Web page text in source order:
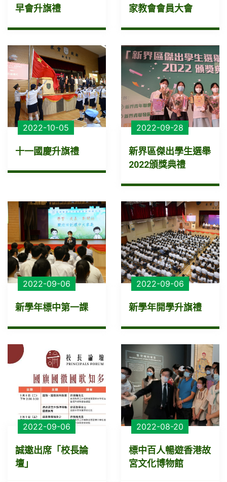
早會升旗禮 家教會會員大會
2022-10-05
十一國慶升旗禮
2022-09-28
新界區傑出學生選舉
2022頒獎典禮
2022-09-06
新學年標中第一課
2022-09-06
新學年開學升旗禮
2022-09-06
誠邀出席「校長論
壇」
2022-08-20
標中百人暢遊香港故
宮文化博物館